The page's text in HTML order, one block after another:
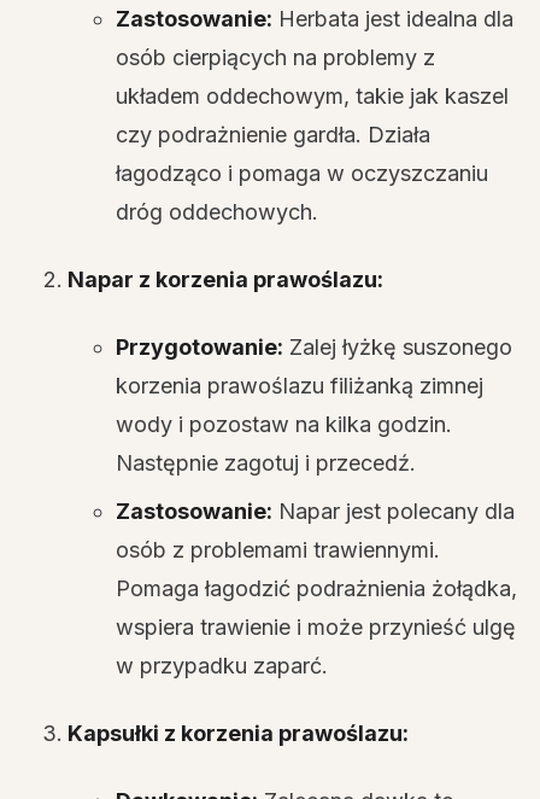
Zastosowanie: Herbata jest idealna dla
osób cierpiących na problemy z
układem oddechowym, takie jak kaszel
czy podrażnienie gardła. Działa
łagodząco i pomaga w oczyszczaniu
dróg oddechowych.
Napar z korzenia prawoślazu:
Przygotowanie: Zalej łyżkę suszonego
korzenia prawoślazu filiżanką zimnej
wody i pozostaw na kilka godzin.
Następnie zagotuj i przecedź.
Zastosowanie: Napar jest polecany dla
osób z problemami trawiennymi.
Pomaga łagodzić podrażnienia żołądka,
wspiera trawienie i może przynieść ulgę
w przypadku zaparć.
Kapsułki z korzenia prawoślazu: